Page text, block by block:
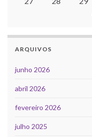
ARQUIVOS
junho 2026
abril 2026
fevereiro 2026
julho 2025